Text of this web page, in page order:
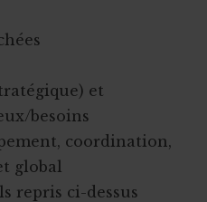
et
besoins
coordination,
global
repris ci-dessus